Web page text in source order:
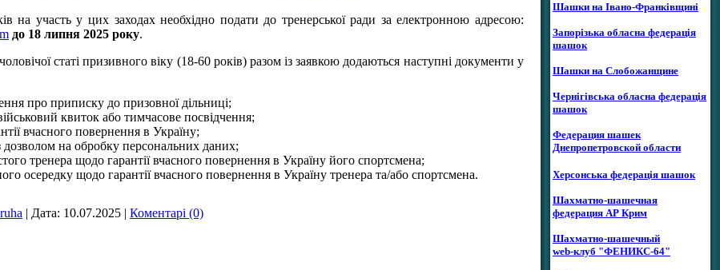
на участь у цих заходах необхідно подати до тренерської ради за електронною адресою:
до 18 липня 2025 року.
статі призивного віку (18-60 років) разом із заявкою додаються наступні документи у
про приписку до призовної дільниці;
квиток або тимчасове посвідчення;
вчасного повернення в Україну;
на обробку персональних даних;
тренера щодо гарантії вчасного повернення в Україну його спортсмена;
осередку щодо гарантії вчасного повернення в Україну тренера та/або спортсмена.
| Дата: 10.07.2025 | Коментарі (0)
Шашки на Івано-Франківщині
Запорізька обласна федерація
шашок
Шашки на Слобожанщине
Чернігівська обласна федерація
шашок
Федерация шашек
Днепропетровской области
Херсонська федерація шашок
Шахматно-шашечная
федерация АР Крим
Шахматно-шашечный
web-клуб "ФЕНИКС-64"